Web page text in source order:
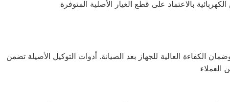
الكفاءة العالية للجهاز بعد الصيانة. أدوات التوكيل الأصيلة تضمن